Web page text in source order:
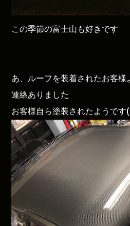
この季節の富士山も好きです
あ、ルーフを装着されたお客様
連絡ありました
お客様自ら塗装されたようです